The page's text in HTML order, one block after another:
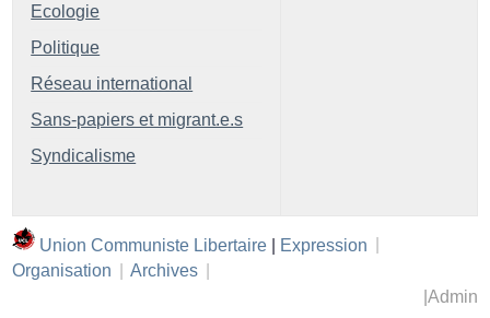
Ecologie
Politique
Réseau international
Sans-papiers et migrant.e.s
Syndicalisme
Union Communiste Libertaire | Expression
Organisation
Archives
Admin